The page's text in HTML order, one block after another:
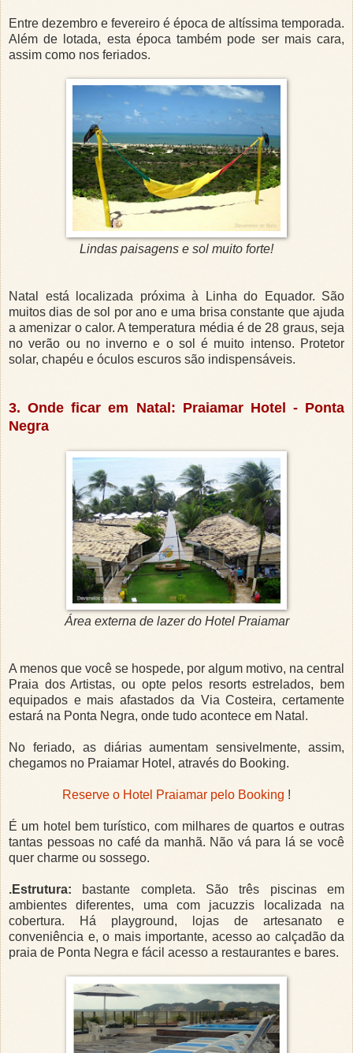
Entre dezembro e fevereiro é época de altíssima temporada.
Além de lotada, esta época também pode ser mais cara,
assim como nos feriados.
Lindas paisagens e sol muito forte!
Natal está localizada próxima à Linha do Equador. São
muitos dias de sol por ano e uma brisa constante que ajuda
a amenizar o calor. A temperatura média é de 28 graus, seja
no verão ou no inverno e o sol é muito intenso. Protetor
solar, chapéu e óculos escuros são indispensáveis.
3. Onde ficar em Natal: Praiamar Hotel - Ponta
Negra
Área externa de lazer do Hotel Praiamar
A menos que você se hospede, por algum motivo, na central
Praia dos Artistas, ou opte pelos resorts estrelados, bem
equipados e mais afastados da Via Costeira, certamente
estará na Ponta Negra, onde tudo acontece em Natal.
No feriado, as diárias aumentam sensivelmente, assim,
chegamos no Praiamar Hotel, através do Booking.
Reserve o Hotel Praiamar pelo Booking !
É um hotel bem turístico, com milhares de quartos e outras
tantas pessoas no café da manhã. Não vá para lá se você
quer charme ou sossego.
.Estrutura: bastante completa. São três piscinas em
ambientes diferentes, uma com jacuzzis localizada na
cobertura. Há playground, lojas de artesanato e
conveniência e, o mais importante, acesso ao calçadão da
praia de Ponta Negra e fácil acesso a restaurantes e bares.